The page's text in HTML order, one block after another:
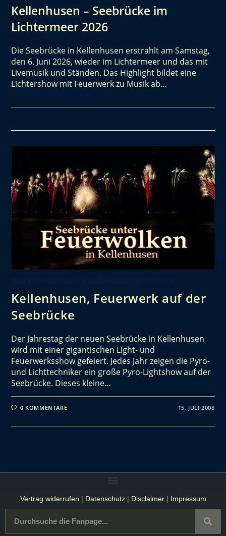
Kellenhusen – Seebrücke im
Lichtermeer 2026
Die Seebrücke in Kellenhusen erstrahlt am Samstag,
den 6. Juni 2026, wieder im Lichtermeer und das mit
Livemusik und Ständen. Das Highlight bildet eine
Lichtershow mit Feuerwerk zu Musik ab…
Kellenhusen, Feuerwerk auf der
Seebrücke
Der Jahrestag der neuen Seebrücke in Kellenhusen
wird mit einer gigantischen Light- und
Feuerwerksshow gefeiert. Jedes Jahr zeigen die Pyro-
und Lichttechniker ein große Pyro-Lightshow auf der
Seebrücke. Dieses kleine…
0 KOMMENTARE 15. JULI 2008
Vertrag widerrufen | Datenschutz| Disclaimer| Impressum